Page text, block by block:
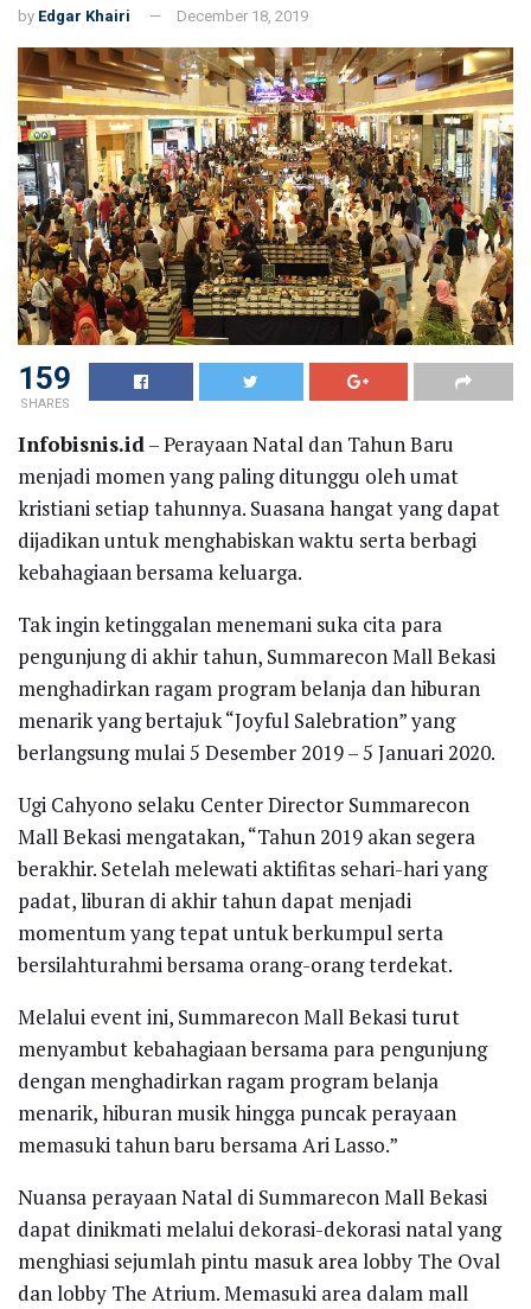
by Edgar Khairi December 18, 2019
159
SHARES
Infobisnis.id– Perayaan Natal dan Tahun Baru
menjadi momen yang paling ditunggu oleh umat
kristiani setiap tahunnya. Suasana hangat yang dapat
dijadikan untuk menghabiskan waktu serta berbagi
kebahagiaan bersama keluarga.
Tak ingin ketinggalan menemani suka cita para
pengunjung di akhir tahun, Summarecon Mall Bekasi
menghadirkan ragam program belanja dan hiburan
menarik yang bertajuk “Joyful Salebration” yang
berlangsung mulai 5 Desember 2019 – 5 Januari 2020.
Ugi Cahyono selaku Center Director Summarecon
Mall Bekasi mengatakan, “Tahun 2019 akan segera
berakhir. Setelah melewati aktifitas sehari-hari yang
padat, liburan di akhir tahun dapat menjadi
momentum yang tepat untuk berkumpul serta
bersilahturahmi bersama orang-orang terdekat.
Melalui event ini, Summarecon Mall Bekasi turut
menyambut kebahagiaan bersama para pengunjung
dengan menghadirkan ragam program belanja
menarik, hiburan musik hingga puncak perayaan
memasuki tahun baru bersama Ari Lasso.”
Nuansa perayaan Natal di Summarecon Mall Bekasi
dapat dinikmati melalui dekorasi-dekorasi natal yang
menghiasi sejumlah pintu masuk area lobby The Oval
dan lobby The Atrium. Memasuki area dalam mall